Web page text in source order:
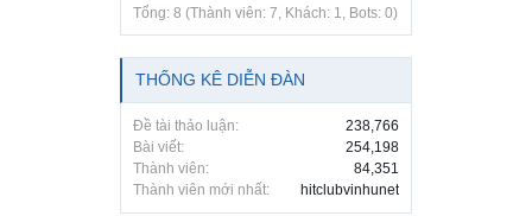
Tổng: 8 (Thành viên: 7, Khách: 1, Bots: 0)
THỐNG KÊ DIỄN ĐÀN
Đề tài thảo luận:
238,766
Bài viết:
254,198
Thành viên:
84,351
Thành viên mới nhất:
hitclubvinhunet